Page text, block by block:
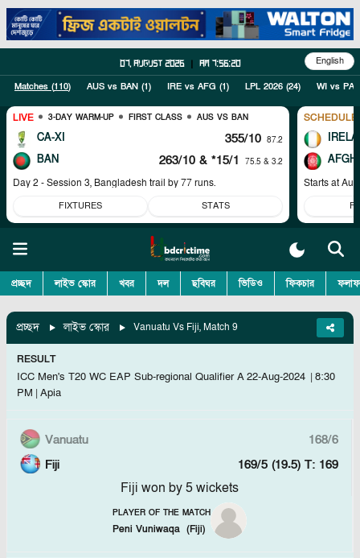
07, August 2026 am 7:56:20 English
Matches (110) AUS vs BAN (1) IRE vs AFG (1) LPL 2026 (24) WI vs PAK
LIVE 3-DAY WARM-UP FIRST CLASS AUS VS BAN
CA-XI 355/10 87.2
BAN 263/10 & *15/1 75.5 & 3.2
Day 2 - Session 3, Bangladesh trail by 77 runs.
FIXTURES STATS
Starts at
প্রচ্ছদ লাইভ স্কোর খবর দল ছবিঘর ভিডিও ফিকচার
প্রচ্ছদ লাইভ স্কোর Vanuatu Vs Fiji, Match 9
RESULT
ICC Men's T20 WC EAP Sub-regional Qualifier A22-Aug-2024 | 8:30
PM | Apia
Vanuatu
168/6
Fiji
169/5 (19.5) T: 169
Fiji won by 5 wickets
PLAYER OF THE MATCH
Peni Vuniwaqa (Fiji)